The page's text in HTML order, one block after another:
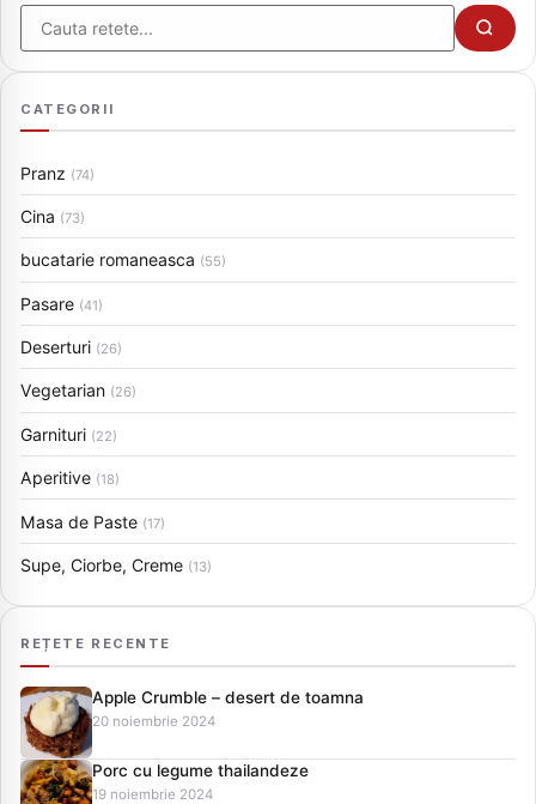
Cauta
CATEGORII
Pranz (74)
Cina (73)
bucatarie romaneasca (55)
Pasare (41)
Deserturi (26)
Vegetarian (26)
Garnituri (22)
Aperitive (18)
Masa de Paste (17)
Supe, Ciorbe, Creme (13)
REȚETE RECENTE
Apple Crumble – desert de toamna
20 noiembrie 2024
Porc cu legume thailandeze
19 noiembrie 2024